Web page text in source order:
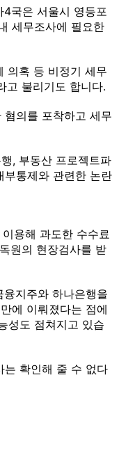
국은 서울시 영등포
세무조사에 필요한
의혹 등 비정기 세무
고 불리기도 합니다.
의를 포착하고 세무
, 부동산 프로젝트파
부통제와 관련한 논란
용해 과도한 수수료
원의 현장검사를 받
지주와 하나은행을
에 이뤄졌다는 점에
성도 점쳐지고 있습
는 확인해 줄 수 없다